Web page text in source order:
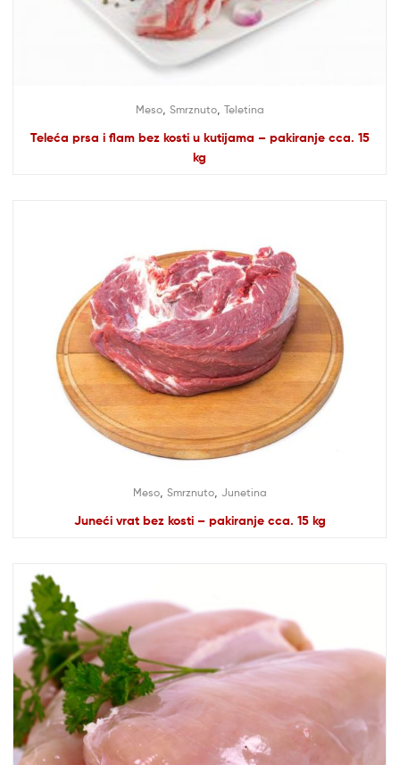
Meso, Smrznuto, Teletina
Teleća prsa i flam bez kosti u kutijama – pakiranje cca. 15
kg
Meso, Smrznuto, Junetina
Juneći vrat bez kosti – pakiranje cca. 15 kg